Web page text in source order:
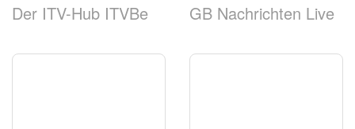
Der ITV-Hub ITVBe GB Nachrichten Live